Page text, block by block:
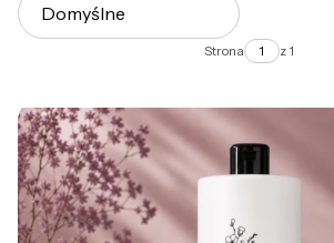
Domyślne
Strona z 1